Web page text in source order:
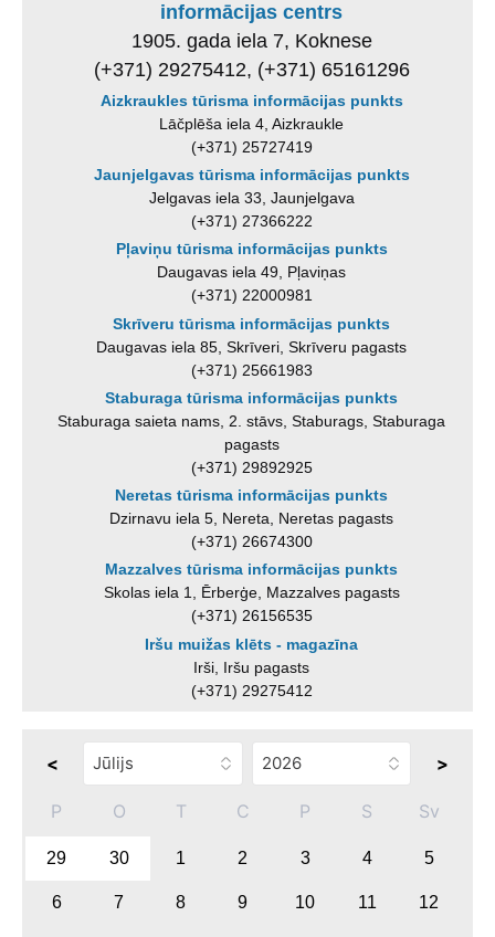
informācijas centrs
1905. gada iela 7, Koknese
(+371) 29275412, (+371) 65161296
Aizkraukles tūrisma informācijas punkts
Lāčplēša iela 4, Aizkraukle
(+371) 25727419
Jaunjelgavas tūrisma informācijas punkts
Jelgavas iela 33, Jaunjelgava
(+371) 27366222
Pļaviņu tūrisma informācijas punkts
Daugavas iela 49, Pļaviņas
(+371) 22000981
Skrīveru tūrisma informācijas punkts
Daugavas iela 85, Skrīveri, Skrīveru pagasts
(+371) 25661983
Staburaga tūrisma informācijas punkts
Staburaga saieta nams, 2. stāvs, Staburags, Staburaga
pagasts
(+371) 29892925
Neretas tūrisma informācijas punkts
Dzirnavu iela 5, Nereta, Neretas pagasts
(+371) 26674300
Mazzalves tūrisma informācijas punkts
Skolas iela 1, Ērberģe, Mazzalves pagasts
(+371) 26156535
Iršu muižas klēts - magazīna
Irši, Iršu pagasts
(+371) 29275412
< >
P O T C P S Sv
29 30 1 2 3 4 5
6 7 8 9 10 11 12